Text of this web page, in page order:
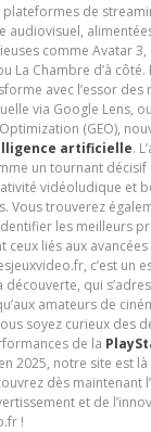
plateformes de
audiovisuel,
comme Avatar 3,
La Chambre d’à côté.
avec l’essor des
via Google Lens,
(GEO),
artificielle.
un tournant
vidéoludique et
Vous trouverez
les meilleurs
ceux liés aux
c’est un
découverte, qui
amateurs de
soyez curieux des
de la
2025, notre site est
dès maintenant
et de
!